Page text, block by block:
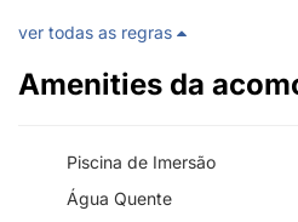
ver todas as regras
Amenities da
Piscina de Imersão
Água Quente